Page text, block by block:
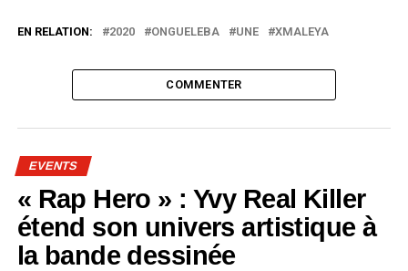
EN RELATION: 2020 ONGUELEBA UNE XMALEYA
COMMENTER
EVENTS
« Rap Hero » : Yvy Real Killer
étend son univers artistique à
la bande dessinée